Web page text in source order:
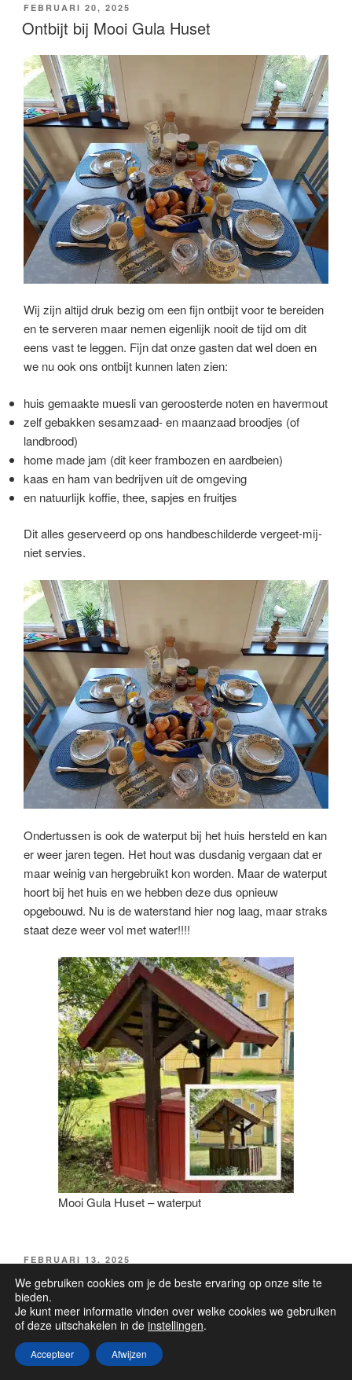
GEPLAATST
OP
FEBRUARI 20, 2025
Ontbijt bij Mooi Gula Huset
Wij zijn altijd druk bezig om een fijn ontbijt voor te bereiden
en te serveren maar nemen eigenlijk nooit de tijd om dit
eens vast te leggen. Fijn dat onze gasten dat wel doen en
we nu ook ons ontbijt kunnen laten zien:
huis gemaakte muesli van geroosterde noten en havermout
zelf gebakken sesamzaad- en maanzaad broodjes (of
landbrood)
home made jam (dit keer frambozen en aardbeien)
kaas en ham van bedrijven uit de omgeving
en natuurlijk koffie, thee, sapjes en fruitjes
Dit alles geserveerd op ons handbeschilderde vergeet-mij-
niet servies.
Ondertussen is ook de waterput bij het huis hersteld en kan
er weer jaren tegen. Het hout was dusdanig vergaan dat er
maar weinig van hergebruikt kon worden. Maar de waterput
hoort bij het huis en we hebben deze dus opnieuw
opgebouwd. Nu is de waterstand hier nog laag, maar straks
staat deze weer vol met water!!!!
Mooi Gula Huset – waterput
GEPLAATST
FEBRUARI 13, 2025
Astrid Lindgren
We gebruiken cookies om je de beste ervaring op onze site te
bieden.
Je kunt meer informatie vinden over welke cookies we gebruiken
of deze uitschakelen in de instellingen.
Accepteer Afwijzen